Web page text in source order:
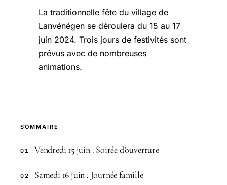
La traditionnelle fête du village de
Lanvénégen se déroulera du 15 au 17
juin 2024. Trois jours de festivités sont
prévus avec de nombreuses
animations.
SOMMAIRE
01 Vendredi 15 juin : Soirée d’ouverture
02 Samedi 16 juin : Journée famille